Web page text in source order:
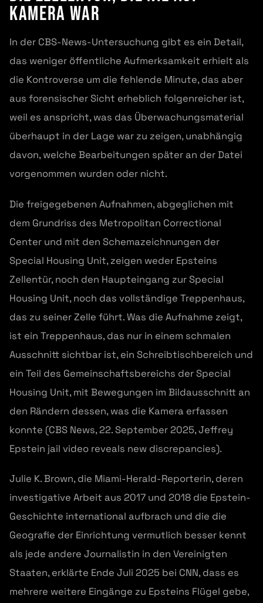
Kamera war
In der CBS-News-Untersuchung gibt es ein Detail,
das weniger öffentliche Aufmerksamkeit erhielt als
die Kontroverse um die fehlende Minute, das aber
aus forensischer Sicht erheblich folgenreicher ist,
weil es anspricht, was das Überwachungsmaterial
überhaupt in der Lage war zu zeigen, unabhängig
davon, welche Bearbeitungen später an der Datei
vorgenommen wurden oder nicht.
Die freigegebenen Aufnahmen, abgeglichen mit
dem Grundriss des Metropolitan Correctional
Center und mit den Schemazeichnungen der
Special Housing Unit, zeigen weder Epsteins
Zellentür, noch den Haupteingang zur Special
Housing Unit, noch das vollständige Treppenhaus,
das zu seiner Zelle führt. Was die Aufnahme zeigt,
ist ein Treppenhaus, das nur in einem schmalen
Ausschnitt sichtbar ist, ein Schreibtischbereich und
ein Teil des Gemeinschaftsbereichs der Special
Housing Unit, mit Bewegungen im Bildausschnitt an
den Rändern dessen, was die Kamera erfassen
konnte (CBS News, 22. September 2025, Jeffrey
Epstein jail video reveals new discrepancies).
Julie K. Brown, die Miami-Herald-Reporterin, deren
investigative Arbeit aus 2017 und 2018 die Epstein-
Geschichte international aufbrach und die die
Geografie der Einrichtung vermutlich besser kennt
als jede andere Journalistin in den Vereinigten
Staaten, erklärte Ende Juli 2025 bei CNN, dass es
mehrere weitere Eingänge zu Epsteins Flügel gebe,